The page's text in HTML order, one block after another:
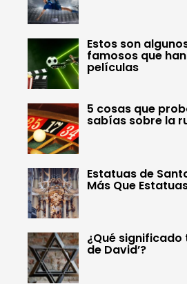
Estos son
famosos que
películas
5 cosas que
sabías sobre la
Estatuas de
Más Que
¿Qué significado
de David’?